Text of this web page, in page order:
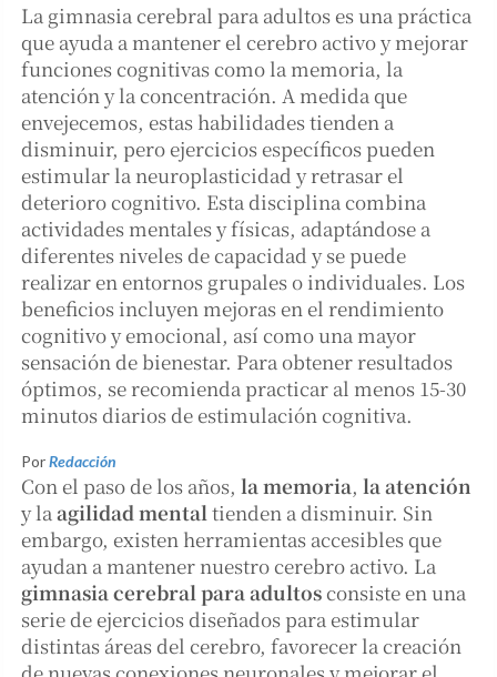
La gimnasia cerebral para adultos es una práctica
que ayuda a mantener el cerebro activo y mejorar
funciones cognitivas como la memoria, la
atención y la concentración. A medida que
envejecemos, estas habilidades tienden a
disminuir, pero ejercicios específicos pueden
estimular la neuroplasticidad y retrasar el
deterioro cognitivo. Esta disciplina combina
actividades mentales y físicas, adaptándose a
diferentes niveles de capacidad y se puede
realizar en entornos grupales o individuales. Los
beneficios incluyen mejoras en el rendimiento
cognitivo y emocional, así como una mayor
sensación de bienestar. Para obtener resultados
óptimos, se recomienda practicar al menos 15-30
minutos diarios de estimulación cognitiva.
PorRedacción
Con el paso de los años, la memoria, la atención
y laagilidad mentaltienden a disminuir. Sin
embargo, existen herramientas accesibles que
ayudan a mantener nuestro cerebro activo. La
gimnasia cerebral para adultosconsiste en una
serie de ejercicios diseñados para estimular
distintas áreas del cerebro, favorecer la creación